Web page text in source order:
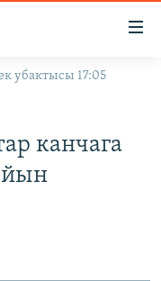
убактысы 17:05
канчага